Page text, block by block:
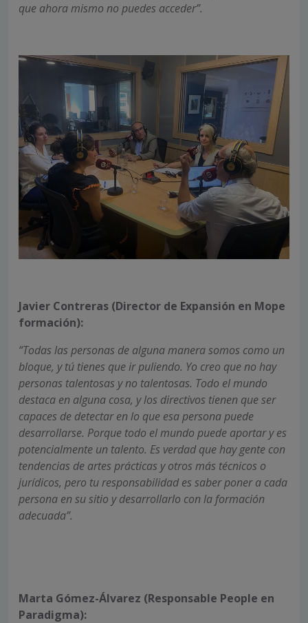
que ahora mismo no puedes acceder”.
Javier Contreras (Director de Expansión en Mope
formación):
“Todas las personas de alguna manera somos como un
bloque, y tú tienes que ir puliendo. Yo creo que no hay
personas talentosas y no talentosas. Todo el mundo
destaca en alguna cosa, y los directivos tienen que ser
capaces de detectar en lo que esa persona puede
desarrollarse. Porque todo el mundo puede aportar y es
potencialmente un talento. Es verdad que hay gente con
tendencias de artes prácticas y otros más técnicos o
jurídicos, pero tu responsabilidad es saber poner a cada
persona en su sitio y desarrollarlo con la formación
adecuada”.
Marta Gómez-Álvarez (Responsable People en
Paradigma):